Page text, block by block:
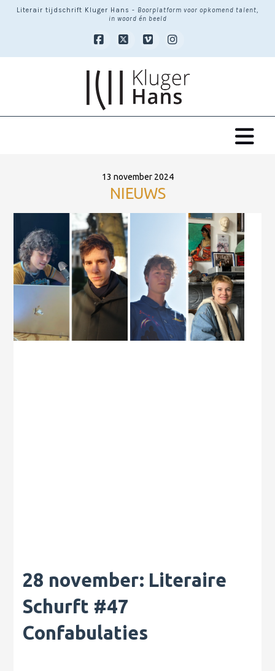
Literair tijdschrift Kluger Hans - Boorplatform voor opkomend talent,
in woord én beeld
Facebook
X VimeoInstagram
13 november 2024
NIEUWS
28 november: Literaire
Schurft #47
Confabulaties